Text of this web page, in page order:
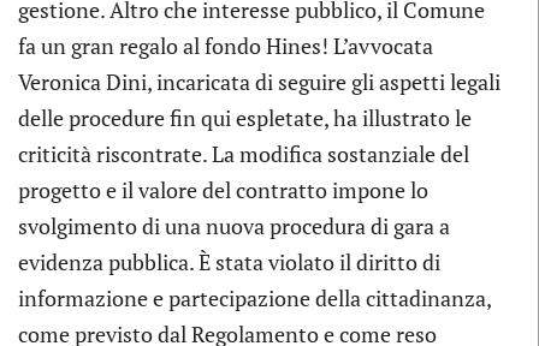
gestione. Altro che interesse pubblico, il Comune
fa un gran regalo al fondo Hines! L’avvocata
Veronica Dini, incaricata di seguire gli aspetti legali
delle procedure fin qui espletate, ha illustrato le
criticità riscontrate. La modifica sostanziale del
progetto e il valore del contratto impone lo
svolgimento di una nuova procedura di gara a
evidenza pubblica. È stata violato il diritto di
informazione e partecipazione della cittadinanza,
come previsto dal Regolamento e come reso